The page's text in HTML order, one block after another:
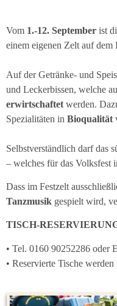
Vom 1.-12. September ist
einem eigenen Zelt auf dem
Auf der Getränke- und
und Leckerbissen, welche
erwirtschaftet werden.
Spezialitäten in Bioqualität
Selbstverständlich darf das
– welches für das Volksfest
Dass im Festzelt
Tanzmusik gespielt wird,
TISCH-
• Tel. 0160 90252286 oder
• Reservierte Tische